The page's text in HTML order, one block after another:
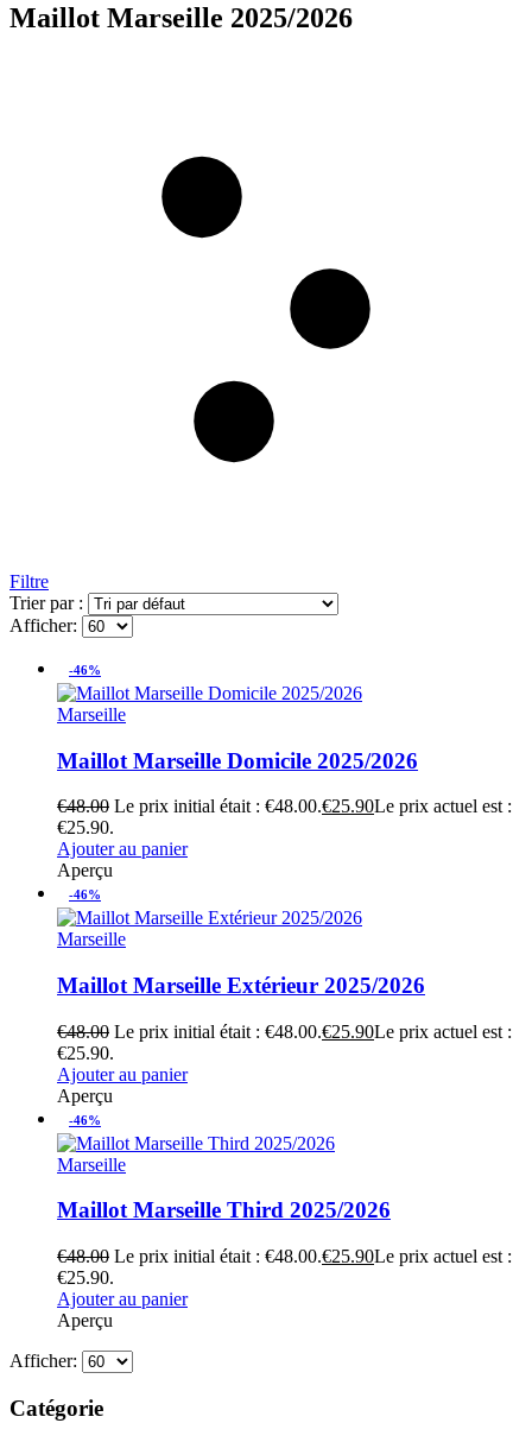
Maillot Marseille 2025/2026
Filtre
Trier par :
Afficher:
-46%
Marseille
Maillot Marseille Domicile 2025/2026
€48.00 Le prix initial était : €48.00.€25.90Le prix actuel est :
€25.90.
Ajouter au panier
Aperçu
-46%
Marseille
Maillot Marseille Extérieur 2025/2026
€48.00 Le prix initial était : €48.00.€25.90Le prix actuel est :
€25.90.
Ajouter au panier
Aperçu
-46%
Marseille
Maillot Marseille Third 2025/2026
€48.00 Le prix initial était : €48.00.€25.90Le prix actuel est :
€25.90.
Ajouter au panier
Aperçu
Afficher:
Catégorie